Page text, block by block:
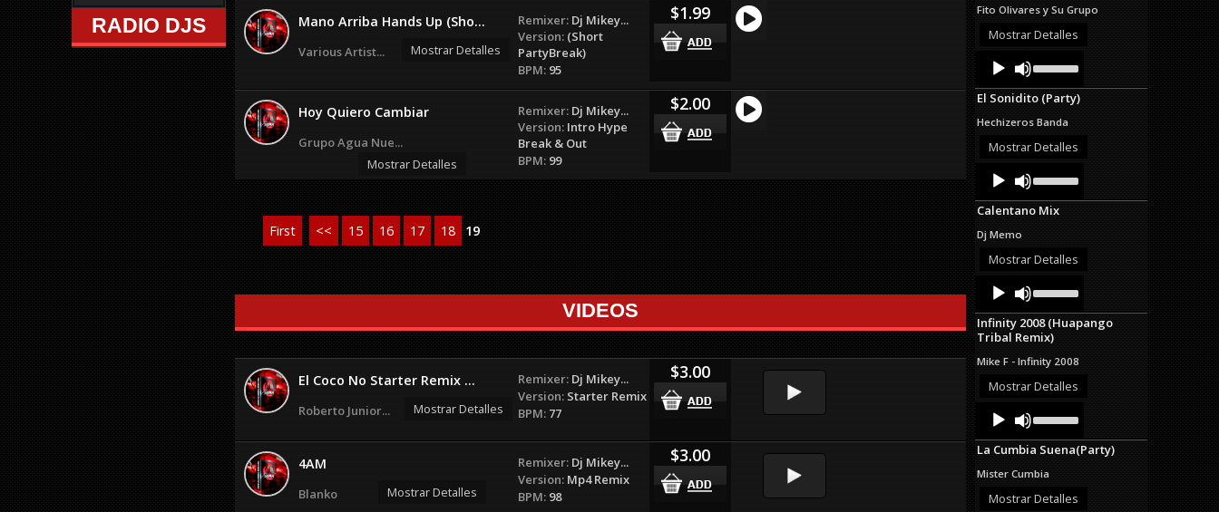
RADIO DJS Mano Arriba Hands Up (Sho...
Various Artist... Mostrar Detalles
Remixer: Dj Mikey...
Version: (Short
PartyBreak)
BPM: 95
$1.99
Hoy Quiero Cambiar
Grupo Agua Nue...
Mostrar Detalles
Remixer: Dj Mikey...
Version: Intro Hype
Break & Out
BPM: 99
$2.00
First << 15 16 17 18 19
VIDEOS
El Coco No Starter Remix ...
Roberto Junior... Mostrar Detalles
Remixer: Dj Mikey...
Version: Starter Remix
BPM: 77
$3.00
4AM
Blanko Mostrar Detalles
Remixer: Dj Mikey...
Version: Mp4 Remix
BPM: 98
$3.00
increase
or
Fito Olivares y Su Grupo
Mostrar Detalles
Audio
Player
Up/Down
Arrow
keys
increase
or
El Sonidito (Party)
Hechizeros Banda
Mostrar Detalles
Audio
Player
Up/Down
Arrow
keys
or
Calentano Mix
Dj Memo
Mostrar Detalles
Audio
Player
Up/Down
Arrow
keys
to
increase
or
decrease
Infinity 2008 (Huapango
Tribal Remix)
Mike F - Infinity 2008
Mostrar Detalles
Audio
Player
Up/Down
Arrow
keys
increase
or
La Cumbia Suena(Party)
Mister Cumbia
Mostrar Detalles